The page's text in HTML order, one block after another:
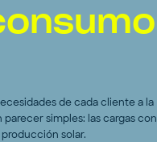
de cada cliente a la
simples: las cargas con
solar.